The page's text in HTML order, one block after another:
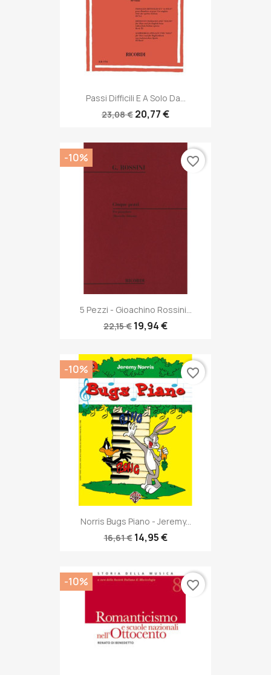
Passi Difficili E A Solo Da...
23,08 € 20,77 €
5 Pezzi - Gioachino Rossini...
22,15 € 19,94 €
-10% favorite_border
Norris Bugs Piano - Jeremy...
16,61 € 14,95 €
-10% favorite_border
-10% favorite_border